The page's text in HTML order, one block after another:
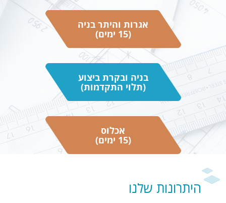
קליטת בקשה
(5 ימים)
הגשת בקשה לבקרת תכן
בקרה ראשונית
(15 ימים)
אגרות והיתר בניה
(15 ימים)
בניה ובקרת ביצוע
(תלוי התקדמות)
אכלוס
(15 ימים)
היתרונות שלנו